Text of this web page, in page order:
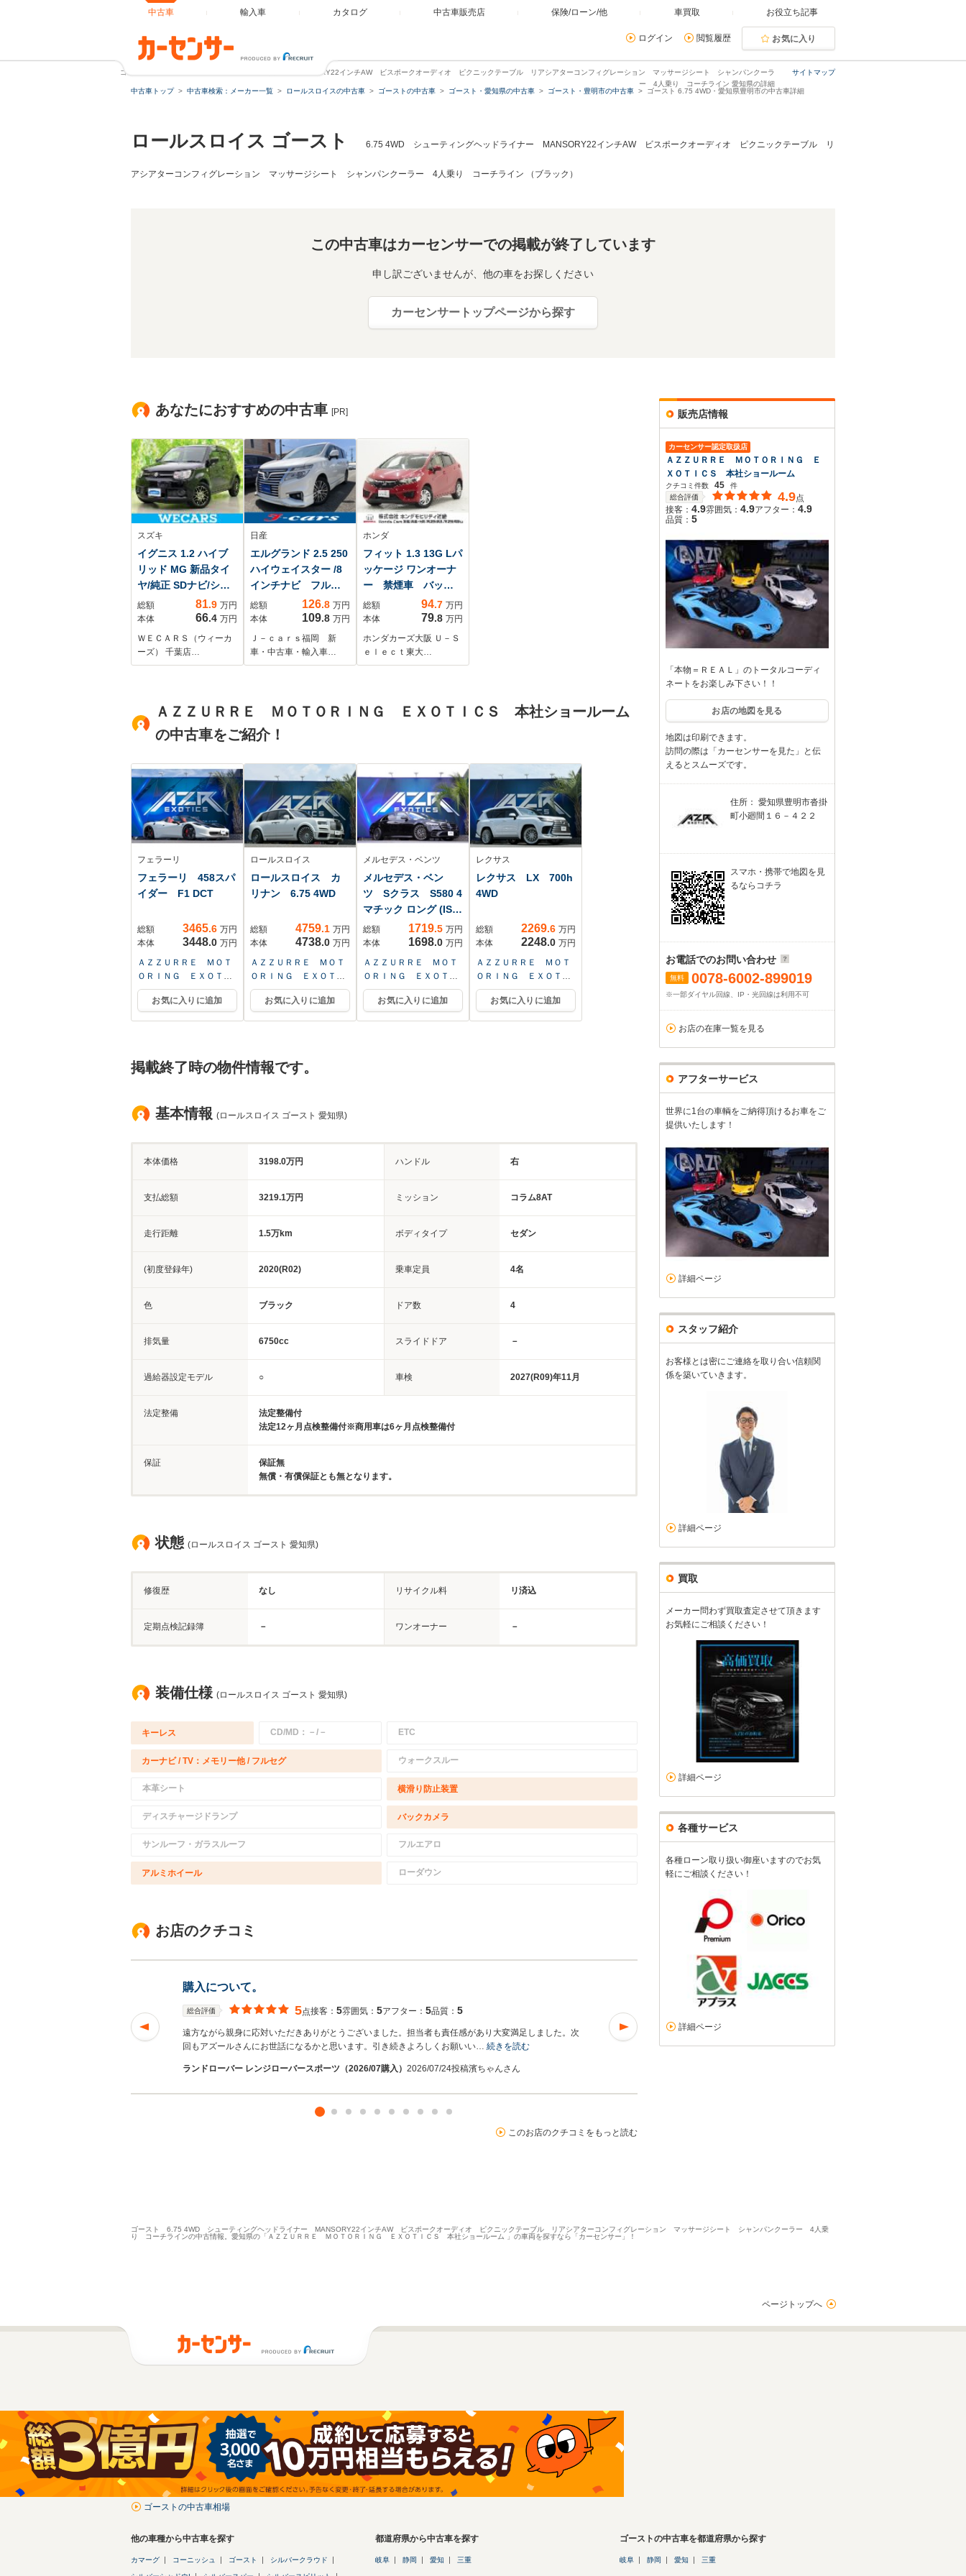
中古車 輸入車 カタログ 中古車販売店 保険/ローン/他 車買取 お役立ち記事
ログイン 閲覧履歴 お気に入り
サイトマップ
ゴースト 6.75 4WD シューティングヘッドライナー MANSORY22インチAW ビスポークオーディオ ピクニックテーブル リアシアターコンフィグレーション マッサージシート シャンパンクーラ
ー 4人乗り コーチライン 愛知県の詳細
中古車トップ
中古車検索：メーカー一覧 ロールスロイスの中古車 ゴーストの中古車 ゴースト・愛知県の中古車 ゴースト・豊明市の中古車 ゴースト 6.75 4WD・愛知県豊明市の中古車詳細
ロールスロイス ゴースト 6.75 4WD シューティングヘッドライナー MANSORY22インチAW ビスポークオーディオ ピクニックテーブル リ
アシアターコンフィグレーション マッサージシート シャンパンクーラー 4人乗り コーチライン （ブラック）
この中古車はカーセンサーでの掲載が終了しています
申し訳ございませんが、他の車をお探しください
カーセンサートップページから探す
あなたにおすすめの中古車 [PR]
スズキ
イグニス 1.2 ハイブ
リッド MG 新品タイ
ヤ/純正 SDナビ/シー
トヒーター 運転
席/Bluetooth接
続/ETC/EBD付ABS/
横滑り防止装置/アイ
ドリングストップ/バ
グ 助手席
総額 81.9 万円
本体
66.4 万円
ＷＥＣＡＲＳ（ウィーカ
ーズ） 千葉店…
日産
エルグランド 2.5 250
ハイウェイスター /8
インチナビ フルセ
グTV バックカメ
ラ Bluetoothオーデ
ィオ フリップダウ
ンモニター 両側パ
ワースライド オー
ート オットマンシ
ート ETC スマー
トキー
総額 126.8 万円
本体
109.8 万円
Ｊ－ｃａｒｓ福岡 新
車・中古車・輸入車…
ホンダ
フィット 1.3 13G Lパ
ッケージ ワンオーナ
ー 禁煙車 バック
カメラ ETC
Bluetooth クルーズ
コントロール LED
ヘッドライト 衝突
被害軽減ブレーキ
キー有 横滑り防止
総額 94.7 万円
本体
79.8 万円
ホンダカーズ大阪 Ｕ－Ｓ
ｅｌｅｃｔ東大…
ＡＺＺＵＲＲＥ ＭＯＴＯＲＩＮＧ ＥＸＯＴＩＣＳ 本社ショールーム
の中古車をご紹介！
フェラーリ
フェラーリ 458スパ
イダー F1 DCT
総額 3465.6 万円
本体
3448.0 万円
ＡＺＺＵＲＲＥ ＭＯＴ
ＯＲＩＮＧ ＥＸＯＴＩ
ＣＳ 本社ショールーム
お気に入りに追加
ロールスロイス
ロールスロイス カ
リナン 6.75 4WD
総額 4759.1 万円
本体
4738.0 万円
ＡＺＺＵＲＲＥ ＭＯＴ
ＯＲＩＮＧ ＥＸＯＴＩ
ＣＳ 本社ショールーム
お気に入りに追加
メルセデス・ベンツ
メルセデス・ベン
ツ Sクラス S580 4
マチック ロング (ISG
搭...
総額 1719.5 万円
本体
1698.0 万円
ＡＺＺＵＲＲＥ ＭＯＴ
ＯＲＩＮＧ ＥＸＯＴＩ
ＣＳ 本社ショールーム
お気に入りに追加
レクサス
レクサス LX 700h
4WD
総額 2269.6 万円
本体
2248.0 万円
ＡＺＺＵＲＲＥ ＭＯＴ
ＯＲＩＮＧ ＥＸＯＴＩ
ＣＳ 本社ショールーム
お気に入りに追加
掲載終了時の物件情報です。
基本情報 (ロールスロイス ゴースト 愛知県)
本体価格 3198.0万円 ハンドル 右
支払総額 3219.1万円 ミッション コラム8AT
走行距離 1.5万km ボディタイプ セダン
(初度登録年) 2020(R02) 乗車定員 4名
色 ブラック ドア数 4
排気量 6750cc スライドドア －
過給器設定モデル ○ 車検 2027(R09)年11月
法定整備
法定整備付
法定12ヶ月点検整備付※商用車は6ヶ月点検整備付
保証
保証無
無償・有償保証とも無となります。
状態 (ロールスロイス ゴースト 愛知県)
修復歴 なし リサイクル料 リ済込
定期点検記録簿 － ワンオーナー －
装備仕様 (ロールスロイス ゴースト 愛知県)
キーレス CD/MD：－/－ ETC
カーナビ / TV：メモリー他 / フルセグ ウォークスルー
本革シート 横滑り防止装置
ディスチャージドランプ バックカメラ
サンルーフ・ガラスルーフ フルエアロ
アルミホイール ローダウン
お店のクチコミ
購入について。
総合評価 5点接客： 5雰囲気： 5アフター： 5品質： 5
遠方ながら親身に応対いただきありがとうございました。担当者も責任感があり大変満足しました。次
回もアズールさんにお世話になるかと思います。引き続きよろしくお願いい… 続きを読む
ランドローバー レンジローバースポーツ（2026/07購入） 2026/07/24投稿濱ちゃんさん
Lc500
状態も良く対応も迅速で良い買い物ができました！
このお店のクチコミをもっと読む
販売店情報
カーセンサー認定取扱店
ＡＺＺＵＲＲＥ ＭＯＴＯＲＩＮＧ Ｅ
ＸＯＴＩＣＳ 本社ショールーム
クチコミ件数 45
件
総合評価
4.9点
接客： 4.9雰囲気： 4.9アフター： 4.9
品質： 5
「本物＝ＲＥＡＬ」のトータルコーディ
ネートをお楽しみ下さい！！
お店の地図を見る
地図は印刷できます。
訪問の際は「カーセンサーを見た」と伝
えるとスムーズです。
住所： 愛知県豊明市沓掛
町小廻間１６－４２２
スマホ・携帯で地図を見
るならコチラ
お電話でのお問い合わせ
無料 0078-6002-899019
※一部ダイヤル回線、IP・光回線は利用不可
お店の在庫一覧を見る
アフターサービス
世界に1台の車輌をご納得頂けるお車をご
提供いたします！
詳細ページ
スタッフ紹介
お客様とは密にご連絡を取り合い信頼関
係を築いていきます。
詳細ページ
買取
メーカー問わず買取査定させて頂きます
お気軽にご相談ください！
詳細ページ
各種サービス
各種ローン取り扱い御座いますのでお気
軽にご相談ください！
詳細ページ
ゴースト 6.75 4WD シューティングヘッドライナー MANSORY22インチAW ビスポークオーディオ ピクニックテーブル リアシアターコンフィグレーション マッサージシート シャンパンクーラー 4人乗
り コーチラインの中古情報。愛知県の「ＡＺＺＵＲＲＥ ＭＯＴＯＲＩＮＧ ＥＸＯＴＩＣＳ 本社ショールーム 」の車両を探すなら「カーセンサー」！
ページトップへ
ゴーストの中古車相場
他の車種から中古車を探す
カマーグ コーニッシュ ゴースト シルバークラウド
都道府県から中古車を探す
岐阜 静岡 愛知 三重
ゴーストの中古車を都道府県から探す
岐阜 静岡 愛知 三重